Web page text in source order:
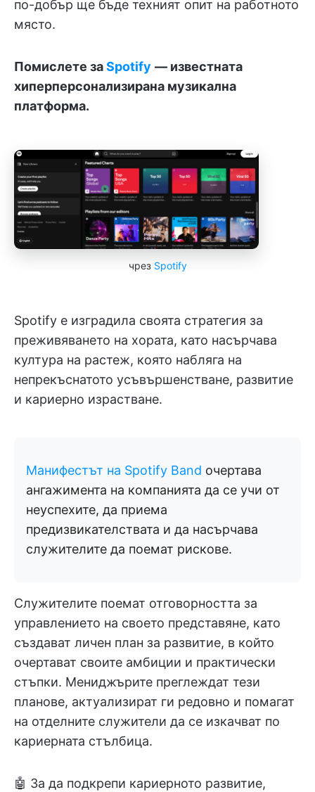
по-добър ще бъде техният опит на работното
място.
Помислете заSpotify — известната
хиперперсонализирана музикална
платформа.
чрез Spotify
Spotify е изградила своята стратегия за
преживяването на хората, като насърчава
култура на растеж, която набляга на
непрекъснатото усъвършенстване, развитие
и кариерно израстване.
Манифестът на Spotify Band очертава
ангажимента на компанията да се учи от
неуспехите, да приема
предизвикателствата и да насърчава
служителите да поемат рискове.
Служителите поемат отговорността за
управлението на своето представяне, като
създават личен план за развитие, в който
очертават своите амбиции и практически
стъпки. Мениджърите преглеждат тези
планове, актуализират ги редовно и помагат
на отделните служители да се изкачват по
кариерната стълбица.
🤖 За да подкрепи кариерното развитие,